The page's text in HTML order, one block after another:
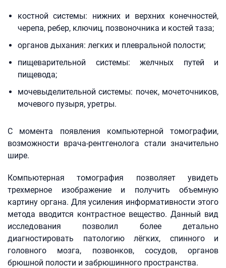
костной системы: нижних и верхних конечностей,
черепа, ребер, ключиц, позвоночника и костей таза;
органов дыхания: легких и плевральной полости;
пищеварительной системы: желчных путей и
пищевода;
мочевыделительной системы: почек, мочеточников,
мочевого пузыря, уретры.
С момента появления компьютерной томографии,
возможности врача-рентгенолога стали значительно
шире.
Компьютерная томография позволяет увидеть
трехмерное изображение и получить объемную
картину органа. Для усиления информативности этого
метода вводится контрастное вещество. Данный вид
исследования позволил более детально
диагностировать патологию лёгких, спинного и
головного мозга, позвонков, сосудов, органов
брюшной полости и забрюшинного пространства.